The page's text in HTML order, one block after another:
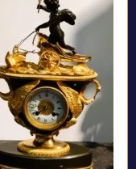
ZOBACZ PRODUKT